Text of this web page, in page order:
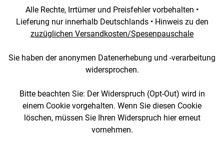
Alle Rechte, Irrtümer und Preisfehler vorbehalten •
Lieferung nur innerhalb Deutschlands • Hinweis zu den
zuzüglichen Versandkosten/Spesenpauschale
Sie haben der anonymen Datenerhebung und -verarbeitung
widersprochen.
Bitte beachten Sie: Der Widerspruch (Opt-Out) wird in
einem Cookie vorgehalten. Wenn Sie diesen Cookie
löschen, müssen Sie Ihren Widerspruch hier erneut
vornehmen.